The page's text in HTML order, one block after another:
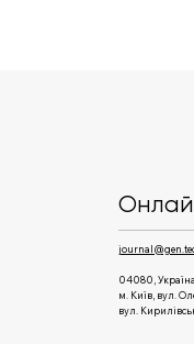
04080, Україна,
м. Київ, вул.
вул.